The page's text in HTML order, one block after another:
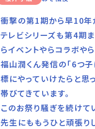
衝撃の第1期から早10年
テレビシリーズも第4期
らイベントやらコラボや
福山潤くん発信の「6つ
標にやっていけたらと思
帯びてきています。
このお祭り騒ぎを続けて
先生にももうひと頑張り